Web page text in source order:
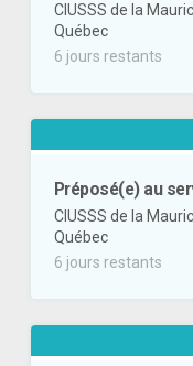
CIUSSS de la
Québec
6 jours restants
Préposé(e) au
CIUSSS de la
Québec
6 jours restants